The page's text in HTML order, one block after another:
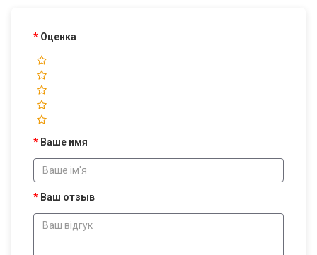
Оценка
Ваше имя
Ваш отзыв